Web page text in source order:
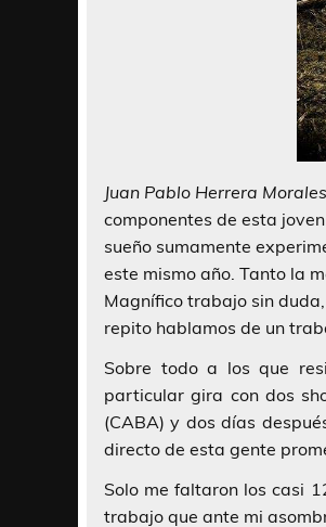
Juan Pablo Herrera Morales
componentes de esta
sueño sumamente
este mismo año. Tanto la
Magnífico trabajo sin
repito hablamos de un
Sobre todo a los que
particular gira con dos
(CABA) y dos días
directo de esta gente
Solo me faltaron los casi
trabajo que ante mi